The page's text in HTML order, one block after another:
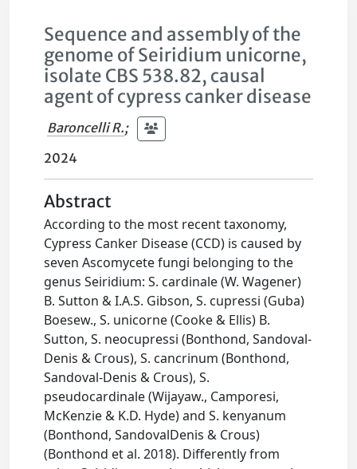
Sequence and assembly of the
genome of Seiridium unicorne,
isolate CBS 538.82, causal
agent of cypress canker disease
Baroncelli R.;
2024
Abstract
According to the most recent taxonomy,
Cypress Canker Disease (CCD) is caused by
seven Ascomycete fungi belonging to the
genus Seiridium: S. cardinale (W. Wagener)
B. Sutton & I.A.S. Gibson, S. cupressi (Guba)
Boesew., S. unicorne (Cooke & Ellis) B.
Sutton, S. neocupressi (Bonthond, Sandoval-
Denis & Crous), S. cancrinum (Bonthond,
Sandoval-Denis & Crous), S.
pseudocardinale (Wijayaw., Camporesi,
McKenzie & K.D. Hyde) and S. kenyanum
(Bonthond, SandovalDenis & Crous)
(Bonthond et al. 2018). Differently from